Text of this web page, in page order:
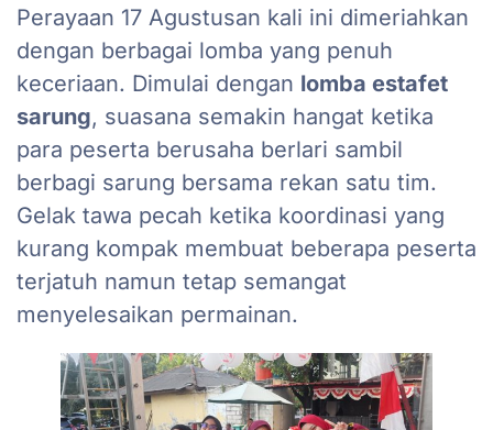
Perayaan 17 Agustusan kali ini dimeriahkan
dengan berbagai lomba yang penuh
keceriaan. Dimulai dengan lomba estafet
sarung, suasana semakin hangat ketika
para peserta berusaha berlari sambil
berbagi sarung bersama rekan satu tim.
Gelak tawa pecah ketika koordinasi yang
kurang kompak membuat beberapa peserta
terjatuh namun tetap semangat
menyelesaikan permainan.